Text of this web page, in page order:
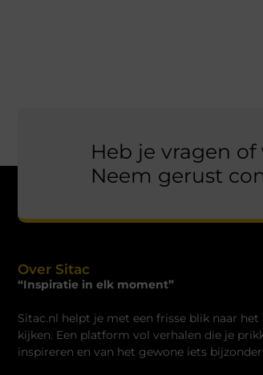
Heb je vragen of
Neem gerust
Over Sitac
“Inspiratie in elk moment”
Sitac.nl helpt je met een frisse blik naar het
kijken. Een platform vol verhalen die je
inspireren en van het gewone iets